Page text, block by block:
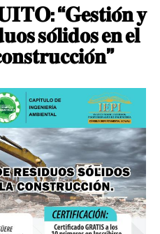
“𝐆𝐞𝐬𝐭𝐢𝐨́𝐧 𝐲
𝐬𝐨́𝐥𝐢𝐝𝐨𝐬 𝐞𝐧 𝐞𝐥